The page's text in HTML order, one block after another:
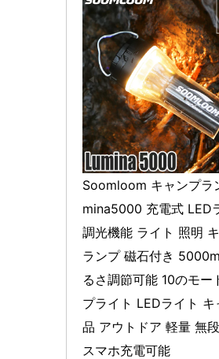
Soomloom キャンプラ
mina5000 充電式 LED
調光機能 ライト 照明
ランプ 磁石付き
るさ調節可能 10のモー
プライト LEDライト キ
品 アウトドア 軽量 無
スマホ充電可能